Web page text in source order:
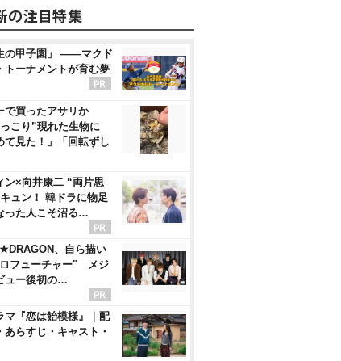
の甲子園」 ――マクド
トーナメントが育む夢
で買ったアサリか
こり”現れた生物に
て見た！」「回転ずし
ン×向井康二 “両片思
ュン！ 韓ドラに物足
った人こそ沼る…
、自ら描い
フューチャー" メジ
ュー後初の…
マ『恋は飴模様』｜配
あらすじ・キャスト・